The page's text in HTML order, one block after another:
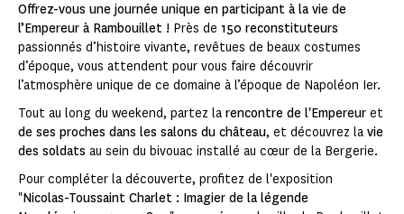
Offrez-vous une journée unique en participant à la vie de
l’Empereur à Rambouillet ! Près de 150 reconstituteurs
passionnés d’histoire vivante, revêtues de beaux costumes
d’époque, vous attendent pour vous faire découvrir
l’atmosphère unique de ce domaine à l’époque de Napoléon Ier.
Tout au long du weekend, partez la rencontre de l'Empereur et
de ses proches dans les salons du château, et découvrez la vie
des soldats au sein du bivouac installé au cœur de la Bergerie.
Pour compléter la découverte, profitez de l'exposition
"Nicolas-Toussaint Charlet : Imagier de la légende